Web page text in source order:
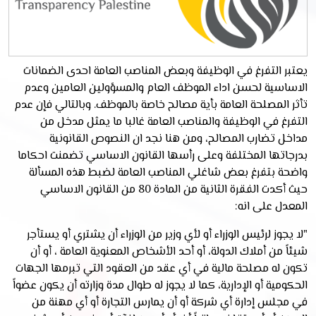
يعتبر التفرغ في الوظيفة وبعض المناصب العامة احدى الضمانات
الاساسية لحسن اداء الموظف العام والمسؤولين العامين وعدم
تأثر المصلحة العامة بأية مصالح خاصة بالموظف. وبالتالي فإن عدم
التفرغ في الوظيفة والمناصب العامة غالبا ما يمثل مدخل من
مداخل تضارب المصالح، ومن هنا نجد ان النصوص القانونية
بدرجاتها المختلفة وعلى رأسها القانون الاساسي تضمنت احكاما
واضحة بتفرغ بعض شاغلي المناصب العامة لضبط هذه المسألة
حيث أكدت الفقرة الثانية من المادة 80 من القانون الاساسي
المعدل على انه:
"لا يجوز لرئيس الوزراء أو لأي وزير من الوزراء أن يشتري أو يستأجر
شيئاً من أملاك الدولة، أو أحد الأشخاص المعنوية العامة ، أو أن
تكون له مصلحة مالية في أي عقد من العقود التي تبرمها الجهات
الحكومية أو الإدارية، كما لا يجوز له طوال مدة وزارته أن يكون عضواً
في مجلس إدارة أي شركة أو أن يمارس التجارة أو أي مهنة من